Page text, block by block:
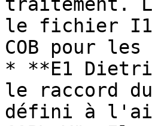
le fichier
COB pour
* **E1
le raccord
défini à